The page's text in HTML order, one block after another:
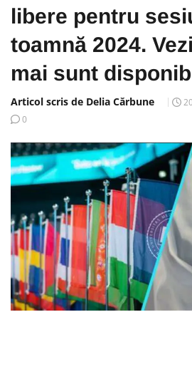
libere pentru
toamnă 2024.
mai sunt
Articol scris de Delia Cărbune
0